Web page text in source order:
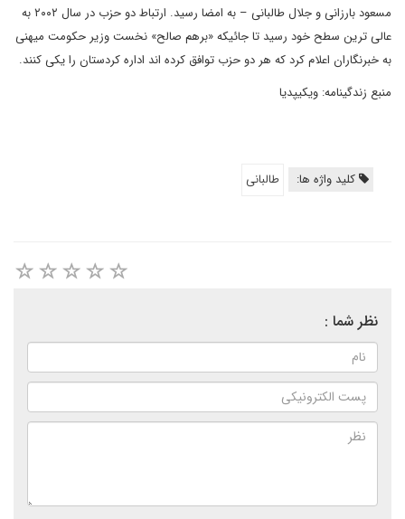
مسعود بارزانی و جلال طالبانی – به امضا رسید. ارتباط دو حزب در سال ۲۰۰۲ به
عالی ترین سطح خود رسید تا جائیکه «برهم صالح» نخست وزیر حکومت میهنی
به خبرنگاران اعلام کرد که هر دو حزب توافق کرده اند اداره کردستان را یکی کنند.
منبع زندگینامه: ویکیپدیا
کلید واژه ها: طالبانی
نظر شما :